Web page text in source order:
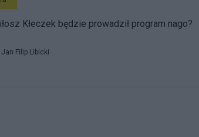
Kłeczek będzie prowadził program nago?
Jan Filip Libicki